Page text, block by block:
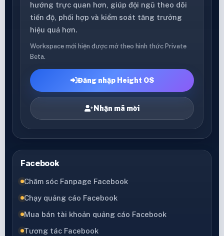
hướng trực quan hơn, giúp đội ngũ theo dõi
tiến độ, phối hợp và kiểm soát tăng trưởng
hiệu quả hơn.
Workspace mới hiện được mở theo hình thức Private
Beta.
Đăng nhập Height OS
Nhận mã mời
Facebook
Chăm sóc Fanpage Facebook
Chạy quảng cáo Facebook
Mua bán tài khoản quảng cáo Facebook
Tương tác Facebook